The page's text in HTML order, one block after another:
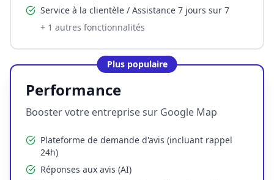
Service à la clientèle / Assistance 7 jours sur 7
+ 1 autres fonctionnalités
Plus populaire
Performance
Booster votre entreprise sur Google Map
Plateforme de demande d'avis (incluant rappel
24h)
Réponses aux avis (AI)